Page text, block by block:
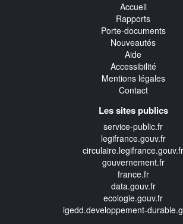
Accueil
Rapports
Porte-documents
Nouveautés
Aide
Accessibilité
Mentions légales
Contact
Les sites publics
service-public.fr
legifrance.gouv.fr
circulaire.legifrance.gouv.fr
gouvernement.fr
france.fr
data.gouv.fr
ecologie.gouv.fr
igedd.developpement-